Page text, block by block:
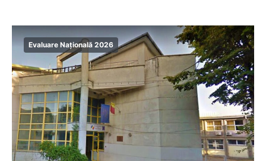
Evaluare Națională 2026